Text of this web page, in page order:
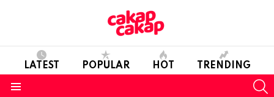
LATEST POPULAR HOT TRENDING